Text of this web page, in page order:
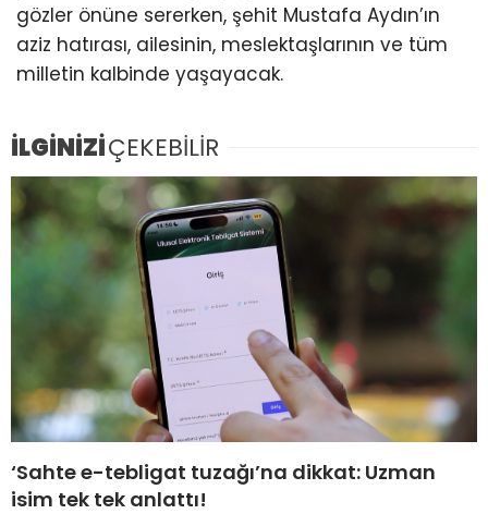
gözler önüne sererken, şehit Mustafa Aydın’ın
aziz hatırası, ailesinin, meslektaşlarının ve tüm
milletin kalbinde yaşayacak.
İLGİNİZİÇEKEBİLİR
‘Sahte e-tebligat tuzağı’na dikkat: Uzman
isim tek tek anlattı!